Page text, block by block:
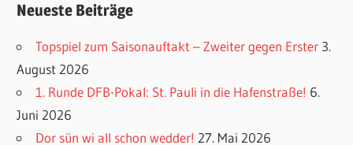
Neueste Beiträge
Topspiel zum Saisonauftakt – Zweiter gegen Erster 3.
August 2026
1. Runde DFB-Pokal: St. Pauli in die Hafenstraße! 6.
Juni 2026
Dor sün wi all schon wedder! 27. Mai 2026